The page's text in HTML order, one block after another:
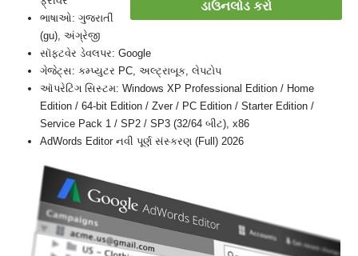
ડાઉનલોડ કરો
ભાષાઓ: ગુજરાતીં
(gu), અંગ્રેજી
સૉફ્ટવેર ડેવલપર: Google
ગેજેટ્સ: કમ્પ્યુટર PC, અલ્ટ્રાબૂક, લેપટોપ
ઑપરેટિંગ સિસ્ટમ: Windows XP Professional Edition / Home
Edition / 64-bit Edition / Zver / PC Edition / Starter Edition /
Service Pack 1 / SP2 / SP3 (32/64 બીટ), x86
AdWords Editor નવી પૂર્ણ સંસ્કરણ (Full) 2026